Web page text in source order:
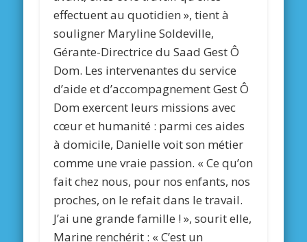
effectuent au quotidien », tient à
souligner Maryline Soldeville,
Gérante-Directrice du Saad Gest Ô
Dom. Les intervenantes du service
d’aide et d’accompagnement Gest Ô
Dom exercent leurs missions avec
cœur et humanité : parmi ces aides
à domicile, Danielle voit son métier
comme une vraie passion. « Ce qu’on
fait chez nous, pour nos enfants, nos
proches, on le refait dans le travail.
J’ai une grande famille ! », sourit elle,
Marine renchérit : « C’est un